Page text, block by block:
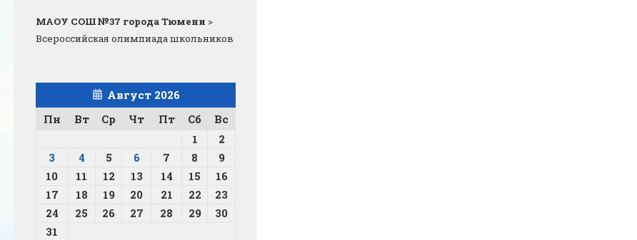
МАОУ СОШ №37 города Тюмени >
Всероссийская олимпиада школьников
Август 2026
Пн
Вт Ср Чт Пт Сб
Вс
1
2
3
4 5 6 7 8
9
10
11 12 13 14 15
16
17
18 19 20 21 22
23
24
25 26 27 28 29
30
31